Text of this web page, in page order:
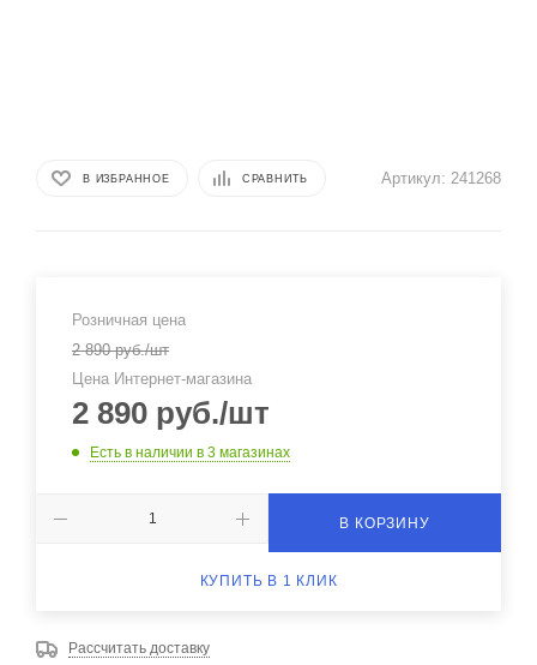
В ИЗБРАННОЕ СРАВНИТЬ Артикул: 241268
Розничная цена
2 890руб./шт
Цена Интернет-магазина
2 890 руб./шт
Есть в наличии в 3 магазинах
В КОРЗИНУ
КУПИТЬ В 1 КЛИК
Рассчитать доставку